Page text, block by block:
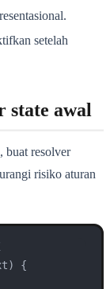
setelah
state awal
buat resolver
risiko aturan
) {